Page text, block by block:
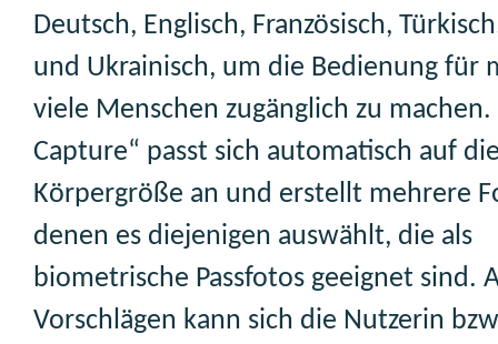
Deutsch, Englisch, Französisch,
und Ukrainisch, um die Bedienung für
viele Menschen zugänglich zu machen.
Capture“ passt sich automatisch auf
Körpergröße an und erstellt mehrere
denen es diejenigen auswählt, die als
biometrische Passfotos geeignet sind.
Vorschlägen kann sich die Nutzerin